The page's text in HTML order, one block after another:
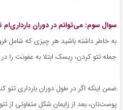
سوال سوم: می‌توانم در دوران بارداری‌ام
به خاطر داشته باشید هر چیزی که شامل
جمله تتو کردن، ریسک ابتلا به عفونت را
ضمن اینکه اگر در طول دوران بارداری
پوست‌تان، بعد از زایمان شکل متفاوتی از